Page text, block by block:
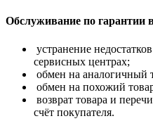
Обслуживание по гарантии
устранение
сервисных центрах;
обмен на аналогичный
обмен на похожий
возврат товара и
счёт покупателя.